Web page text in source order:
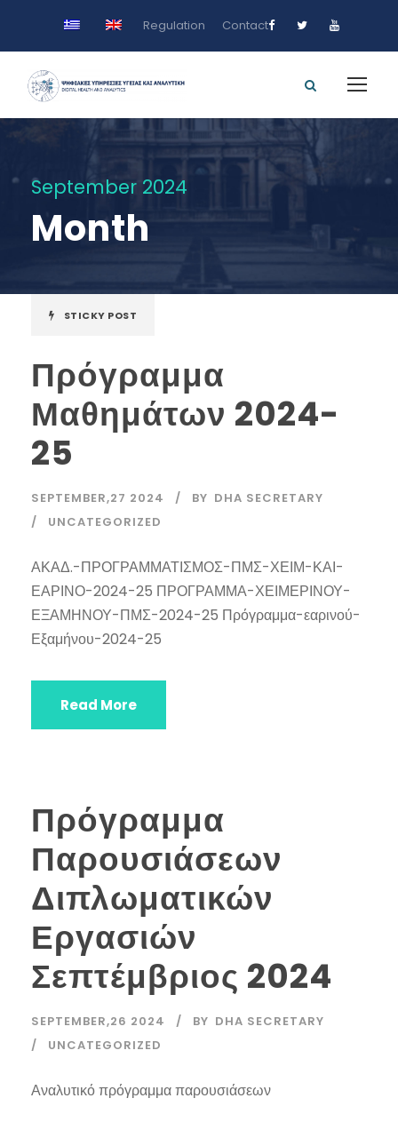
Regulation Contact
September 2024
Month
STICKY POST
Πρόγραμμα
Μαθημάτων 2024-
25
SEPTEMBER,27 2024 BY DHA SECRETARY
UNCATEGORIZED
ΑΚΑΔ.-ΠΡΟΓΡΑΜΜΑΤΙΣΜΟΣ-ΠΜΣ-ΧΕΙΜ-ΚΑΙ-
ΕΑΡΙΝΟ-2024-25 ΠΡΟΓΡΑΜΜΑ-ΧΕΙΜΕΡΙΝΟΥ-
ΕΞΑΜΗΝΟΥ-ΠΜΣ-2024-25 Πρόγραμμα-εαρινού-
Εξαμήνου-2024-25
Read More
Πρόγραμμα
Παρουσιάσεων
Διπλωματικών
Εργασιών
Σεπτέμβριος 2024
SEPTEMBER,26 2024 BY DHA SECRETARY
UNCATEGORIZED
Αναλυτικό πρόγραμμα παρουσιάσεων